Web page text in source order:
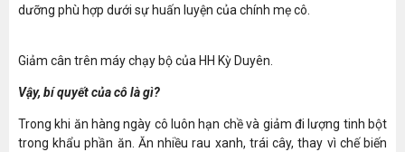
dưỡng phù hợp dưới sự huấn luyện của chính mẹ cô.
Giảm cân trên máy chạy bộ của HH Kỳ Duyên.
Vậy, bí quyết của cô là gì?
Trong khi ăn hàng ngày cô luôn hạn chề và giảm đi lượng tinh bột
trong khẩu phần ăn. Ăn nhiều rau xanh, trái cây, thay vì chế biến